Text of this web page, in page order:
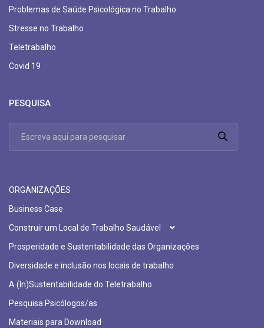
Problemas de Saúde Psicológica no Trabalho
Stresse no Trabalho
Teletrabalho
Covid 19
PESQUISA
ORGANIZAÇÕES
Business Case
Construir um Local de Trabalho Saudável
Prosperidade e Sustentabilidade das Organizações
Diversidade e inclusão nos locais de trabalho
A (In)Sustentabilidade do Teletrabalho
Pesquisa Psicólogos/as
Materiais para Download